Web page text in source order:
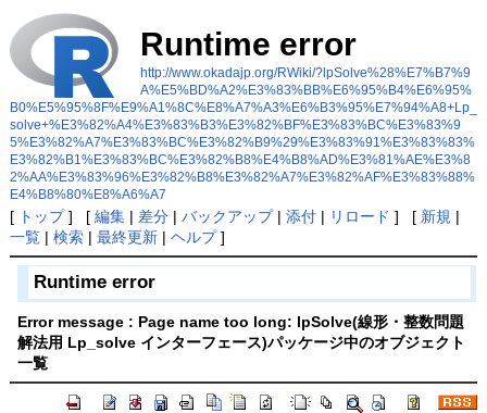
Runtime error
http://www.okadajp.org/RWiki/?lpSolve%28%E7%B7%9
A%E5%BD%A2%E3%83%BB%E6%95%B4%E6%95%
B0%E5%95%8F%E9%A1%8C%E8%A7%A3%E6%B3%95%E7%94%A8+Lp_
solve+%E3%82%A4%E3%83%B3%E3%82%BF%E3%83%BC%E3%83%9
5%E3%82%A7%E3%83%BC%E3%82%B9%29%E3%83%91%E3%83%83%
E3%82%B1%E3%83%BC%E3%82%B8%E4%B8%AD%E3%81%AE%E3%8
2%AA%E3%83%96%E3%82%B8%E3%82%A7%E3%82%AF%E3%83%88%
E4%B8%80%E8%A6%A7
[ トップ] [ 編集| 差分| バックアップ| 添付| リロード ] [ 新規 |
一覧| 検索| 最終更新| ヘルプ]
Runtime error
Error message : Page name too long: lpSolve(線形・整数問題
解法用 Lp_solve インターフェース)パッケージ中のオブジェクト
一覧